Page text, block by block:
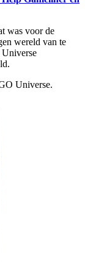
was voor de
wereld van te
Universe.